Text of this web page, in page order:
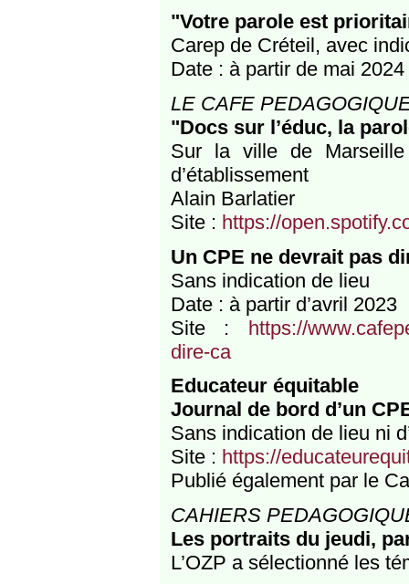
"Votre parole est
Carep de Créteil, avec
Date : à partir de mai 2024
LE CAFE
"Docs sur l’éduc, la
Sur la ville de Marseille
d’établissement
Alain Barlatier
Site : https://
Un CPE ne devrait pas
Sans indication de lieu
Date : à partir d’avril 2023
Site : https://
dire-ca
Educateur équitable
Journal de bord d’un
Sans indication de lieu ni
Site : https://
Publié également par le
CAHIERS
Les portraits du jeudi,
L’OZP a sélectionné les